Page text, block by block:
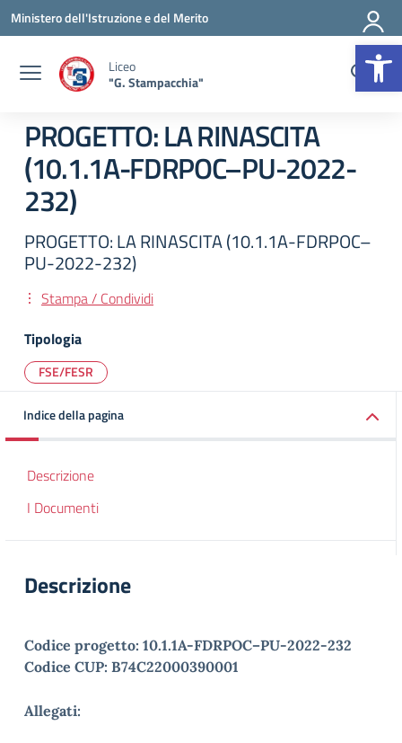
Vai ai contenuti
Vai al menu di navigazione
Vai al footer
Ministero dell'Istruzione e del Merito
Liceo
"G. Stampacchia"
PROGETTO: LA RINASCITA
(10.1.1A-FDRPOC–PU-2022-
232)
PROGETTO: LA RINASCITA (10.1.1A-FDRPOC–
PU-2022-232)
Stampa / Condividi
Tipologia
FSE/FESR
Indice della pagina
Descrizione
I Documenti
Descrizione
Codice progetto: 10.1.1A-FDRPOC–PU-2022-232
Codice CUP: B74C22000390001
Allegati: